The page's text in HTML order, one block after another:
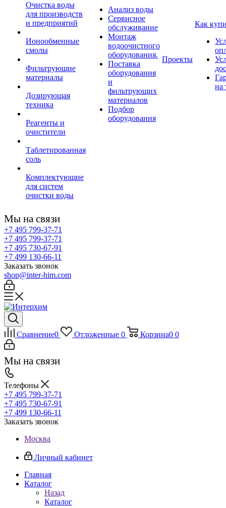
Очистка воды
для производств
и предприятий
Ионообменные
смолы
Фильтрующие
материалы
Дозирующая
техника
Реагенты и
очистители
Таблетированная
соль
Комплектующие
для систем
очистки воды
Анализ воды
Сервисное
обслуживание
Монтаж
водоочистного
оборудования.
Поставка
оборудования
и
фильтрующих
материалов
Подбор
оборудования
Проекты
Как
на
Мы на связи
+7 495 799-37-71
+7 495 799-37-71
+7 495 730-67-91
+7 499 130-66-11
Заказать звонок
shop@inter-him.com
Сравнение0 Отложенные 0 Корзина0 0
Мы на связи
Телефоны
+7 495 799-37-71
+7 495 730-67-91
+7 499 130-66-11
Заказать звонок
Москва
Личный кабинет
Главная
Каталог
Назад
Каталог